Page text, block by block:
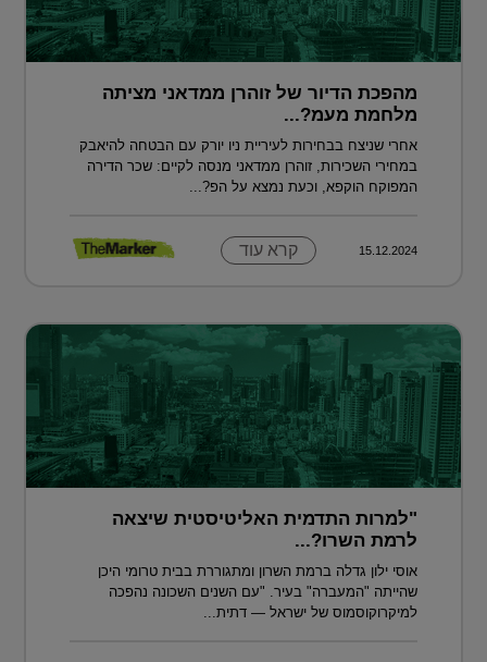
מהפכת הדיור של זוהרן ממדאני מציתה
מלחמת מעמ?...
אחרי שניצח בבחירות לעיריית ניו יורק עם הבטחה להיאבק
במחירי השכירות, זוהרן ממדאני מנסה לקיים: שכר הדירה
המפוקח הוקפא, וכעת נמצא על הפ?...
15.12.2024 קרא עוד
"למרות התדמית האליטיסטית שיצאה
לרמת השרו?...
אוסי ילון גדלה ברמת השרון ומתגוררת בבית טרומי היכן
שהייתה "המעברה" בעיר. "עם השנים השכונה נהפכה
למיקרוקוסמוס של ישראל — דתית...